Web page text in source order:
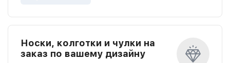
Носки, колготки и чулки на
заказ по вашему дизайну